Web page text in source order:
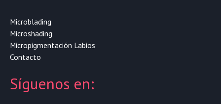
Microblading
Microshading
Micropigmentación Labios
Contacto
Síguenos en: